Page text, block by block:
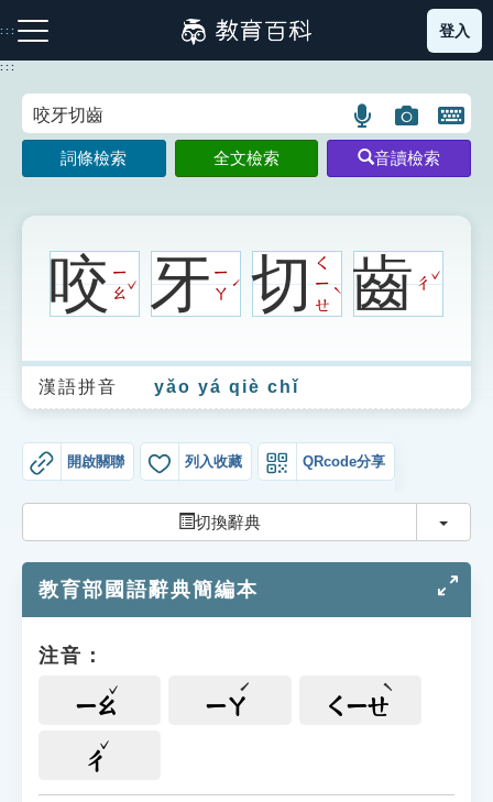
到
主
:::
注音索引圖示 筆畫索引圖示 部首索引表圖示
生字詞彙表
成語故事
索引選單
單字索引
遊戲專區
教學應用
登入
:::
語
言
搜
示
圖
片
搜
示
開
鍵
圖
詞條檢索 全文檢索 音讀檢索
咬ㄧ
ㄠ
ˇ牙ㄧ
ㄚ
ˊ 切ㄑ
ㄧ
ㄝ
ˋ 齒ㄔ
ˇ
漢語拼音 yǎo yá qiè chǐ
開啟關聯 列入收藏 QRcode分享
切換辭典 切換
教育部國語辭典簡編本
注音：
ㄧㄠ ㄧㄚ ㄑㄧㄝ
ㄔ